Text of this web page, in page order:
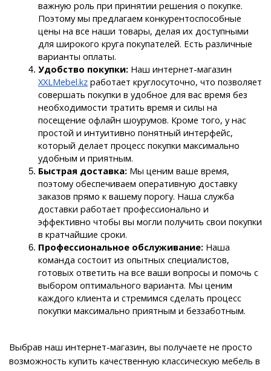
важную роль при принятии решения о покупке.
Поэтому мы предлагаем конкурентоспособные
цены на все наши товары, делая их доступными
для широкого круга покупателей. Есть различные
варианты оплаты.
Удобство покупки:
XXLMebel.kz работает круглосуточно, что позволяет
совершать покупки в удобное для вас время без
необходимости тратить время и силы на
посещение офлайн шоурумов. Кроме того, у нас
простой и интуитивно понятный интерфейс,
который делает процесс покупки максимально
удобным и приятным.
Быстрая доставка: Мы ценим ваше время,
поэтому обеспечиваем оперативную доставку
заказов прямо к вашему порогу. Наша служба
доставки работает профессионально и
эффективно чтобы вы могли получить свои покупки
в кратчайшие сроки.
Профессиональное обслуживание: Наша
команда состоит из опытных специалистов,
готовых ответить на все ваши вопросы и помочь с
выбором оптимального варианта. Мы ценим
каждого клиента и стремимся сделать процесс
покупки максимально приятным и беззаботным.
Выбрав наш интернет-магазин, вы получаете не просто
возможность купить качественную классическую мебель в